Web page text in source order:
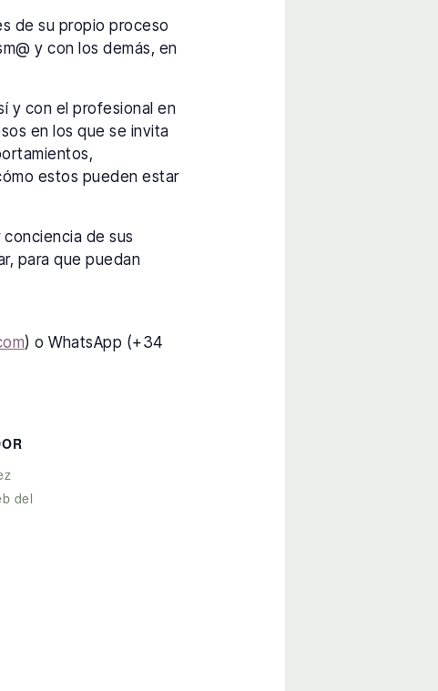
de su propio proceso
y con los demás, en
y con el profesional en
en los que se invita
estos pueden estar
de sus
para que puedan
) o WhatsApp (+34
del